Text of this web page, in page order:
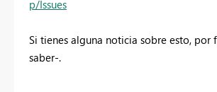
p/Issues
Si tienes alguna noticia sobre esto, por
saber-.